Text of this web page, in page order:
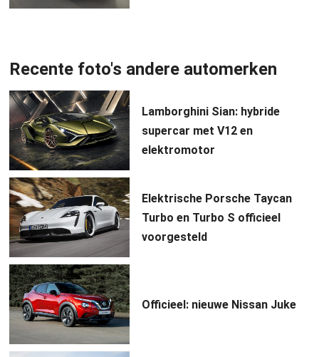
Recente foto's andere automerken
Lamborghini Sian: hybride
supercar met V12 en
elektromotor
Elektrische Porsche Taycan
Turbo en Turbo S officieel
voorgesteld
Officieel: nieuwe Nissan Juke